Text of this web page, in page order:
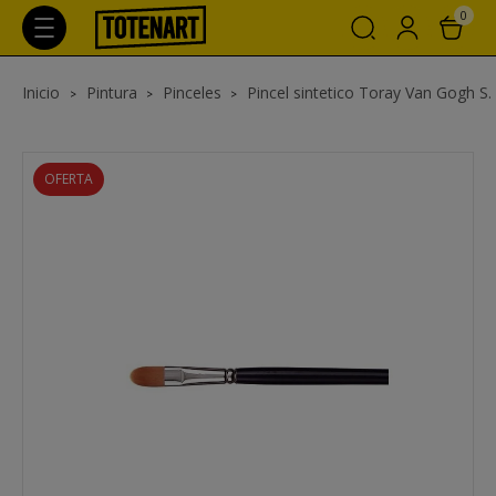
0
Inicio Pintura Pinceles Pincel sintetico Toray Van Gogh
OFERTA